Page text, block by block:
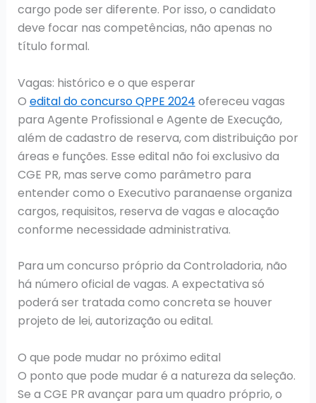
cargo pode ser diferente. Por isso, o candidato
deve focar nas competências, não apenas no
título formal.
Vagas: histórico e o que esperar
O edital do concurso QPPE 2024 ofereceu vagas
para Agente Profissional e Agente de Execução,
além de cadastro de reserva, com distribuição por
áreas e funções. Esse edital não foi exclusivo da
CGE PR, mas serve como parâmetro para
entender como o Executivo paranaense organiza
cargos, requisitos, reserva de vagas e alocação
conforme necessidade administrativa.
Para um concurso próprio da Controladoria, não
há número oficial de vagas. A expectativa só
poderá ser tratada como concreta se houver
projeto de lei, autorização ou edital.
O que pode mudar no próximo edital
O ponto que pode mudar é a natureza da seleção.
Se a CGE PR avançar para um quadro próprio, o